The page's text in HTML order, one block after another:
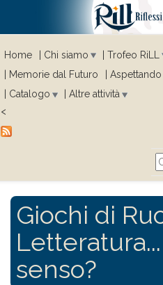
Home Chi siamo Trofeo RiLL
Memorie dal Futuro
Catalogo
Altre attività
<
Giochi di
senso?